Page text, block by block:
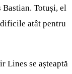
Totuși, el
atât pentru
Lines se așteaptă